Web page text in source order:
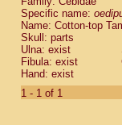
Cebidae
Cebidae
Cebidae
Cebidae
Cebidae
Cebidae
Cebidae
Specific name:
Name: Cotton-top
Skull: parts
Ulna: exist
Fibula: exist
Hand: exist
1 - 1 of 1